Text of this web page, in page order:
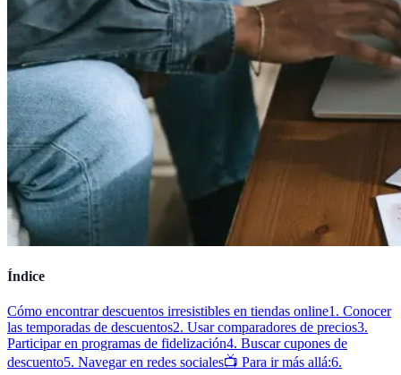
Índice
Cómo encontrar descuentos irresistibles en tiendas online1. Conocer
las temporadas de descuentos2. Usar comparadores de precios3.
Participar en programas de fidelización4. Buscar cupones de
descuento5. Navegar en redes sociales📺 Para ir más allá:6.